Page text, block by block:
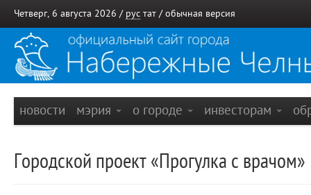
Четверг, 6 августа 2026 / рус тат / обычная версия
новости мэрия о городе инвесторам
Городской проект «Прогулка с врачом»